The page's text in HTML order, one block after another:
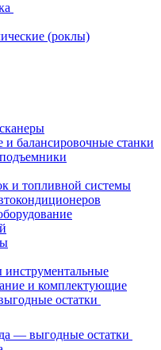
(роклы)
балансировочные станки
и топливной системы
и комплектующие
остатки
— выгодные остатки